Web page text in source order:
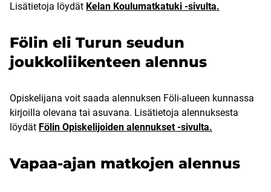
Lisätietoja löydät Kelan Koulumatkatuki -sivulta.
Fölin eli Turun seudun
joukkoliikenteen alennus
Opiskelijana voit saada alennuksen Föli-alueen kunnassa
kirjoilla olevana tai asuvana. Lisätietoja alennuksesta
löydät Fölin Opiskelijoiden alennukset -sivulta.
Vapaa-ajan matkojen alennus